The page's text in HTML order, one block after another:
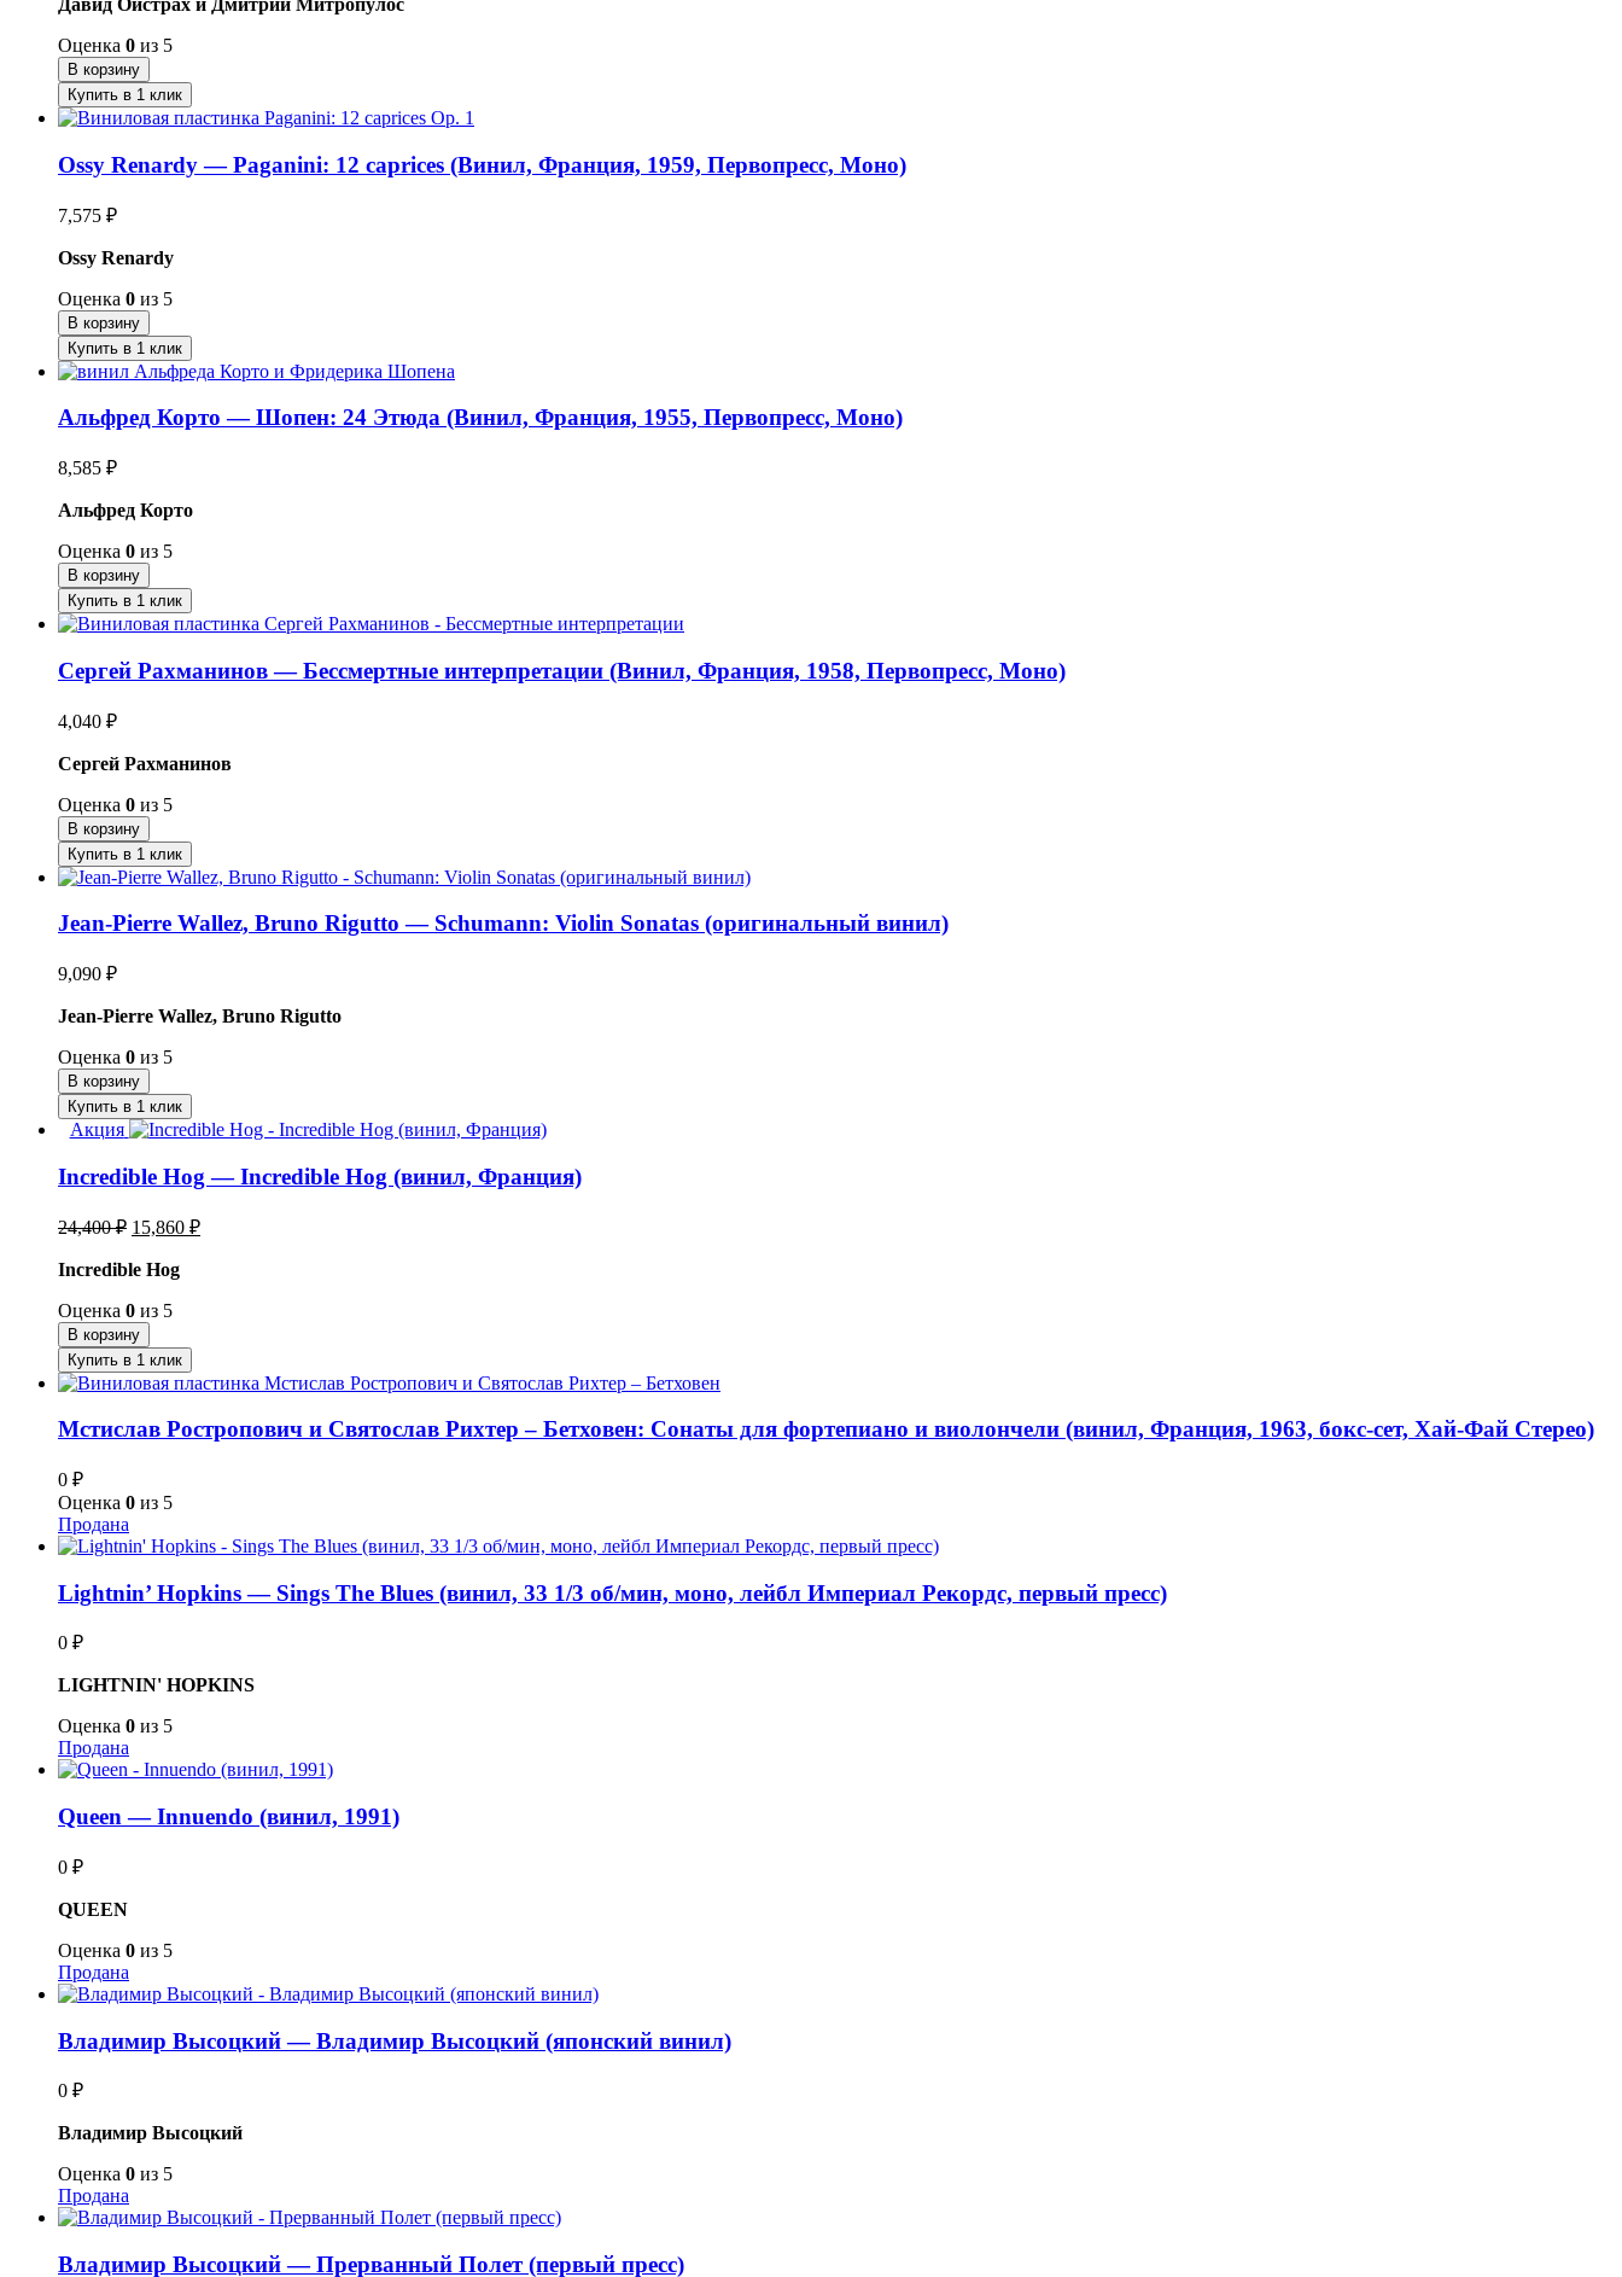
Давид Ойстрах и Дмитрий Митропулос
Оценка 0 из 5
В корзину
Купить в 1 клик
Ossy Renardy — Paganini: 12 caprices (Винил, Франция, 1959, Первопресс, Моно)
7,575 ₽
Ossy Renardy
Оценка 0 из 5
В корзину
Купить в 1 клик
Альфред Корто — Шопен: 24 Этюда (Винил, Франция, 1955, Первопресс, Моно)
8,585 ₽
Альфред Корто
Оценка 0 из 5
В корзину
Купить в 1 клик
Сергей Рахманинов — Бессмертные интерпретации (Винил, Франция, 1958, Первопресс, Моно)
4,040 ₽
Сергей Рахманинов
Оценка 0 из 5
В корзину
Купить в 1 клик
Jean-Pierre Wallez, Bruno Rigutto — Schumann: Violin Sonatas (оригинальный винил)
9,090 ₽
Jean-Pierre Wallez, Bruno Rigutto
Оценка 0 из 5
В корзину
Купить в 1 клик
Акция
Incredible Hog — Incredible Hog (винил, Франция)
24,400₽ Первоначальная
составляла
15,860 ₽Текущая
Incredible Hog
Оценка 0 из 5
В корзину
Купить в 1 клик
Мстислав Ростропович и Святослав Рихтер – Бетховен: Сонаты для фортепиано и виолончели (винил, Франция, 1963, бокс-сет, Хай-Фай Стерео)
0 ₽
Оценка 0 из 5
Продана
Lightnin’ Hopkins — Sings The Blues (винил, 33 1/3 об/мин, моно, лейбл Империал Рекордс, первый пресс)
0 ₽
LIGHTNIN' HOPKINS
Оценка 0 из 5
Продана
Queen — Innuendo (винил, 1991)
0 ₽
QUEEN
Оценка 0 из 5
Продана
Владимир Высоцкий — Владимир Высоцкий (японский винил)
0 ₽
Владимир Высоцкий
Оценка 0 из 5
Продана
Владимир Высоцкий — Прерванный Полет (первый пресс)